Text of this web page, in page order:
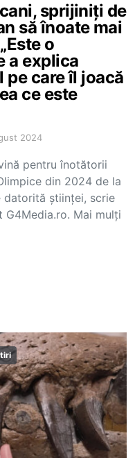
sprijiniți de
să înoate mai
o
a explica
care îl joacă
ce este
2024
pentru înotătorii
din 2024 de la
datorită științei, scrie
Mai mulți